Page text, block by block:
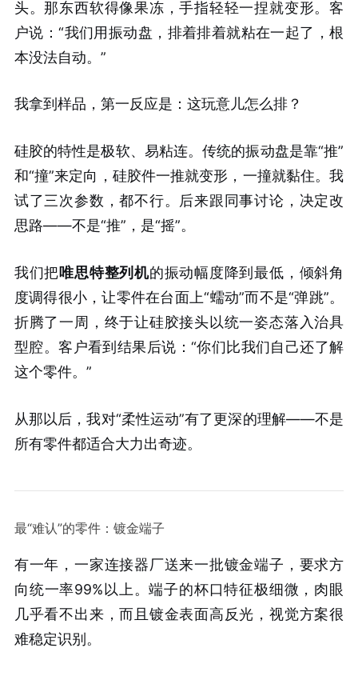
头。那东西软得像果冻，手指轻轻一捏就变形。客
户说：“我们用振动盘，排着排着就粘在一起了，根
本没法自动。”
我拿到样品，第一反应是：这玩意儿怎么排？
硅胶的特性是极软、易粘连。传统的振动盘是靠“推”
和“撞”来定向，硅胶件一推就变形，一撞就黏住。我
试了三次参数，都不行。后来跟同事讨论，决定改
思路——不是“推”，是“摇”。
我们把唯思特整列机的振动幅度降到最低，倾斜角
度调得很小，让零件在台面上“蠕动”而不是“弹跳”。
折腾了一周，终于让硅胶接头以统一姿态落入治具
型腔。客户看到结果后说：“你们比我们自己还了解
这个零件。”
从那以后，我对“柔性运动”有了更深的理解——不是
所有零件都适合大力出奇迹。
最“难认”的零件：镀金端子
有一年，一家连接器厂送来一批镀金端子，要求方
向统一率99%以上。端子的杯口特征极细微，肉眼
几乎看不出来，而且镀金表面高反光，视觉方案很
难稳定识别。